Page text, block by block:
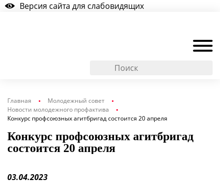
Версия сайта для слабовидящих
Главная
Молодежный совет
Новости молодежного профактива
Конкурс профсоюзных агитбригад состоится 20 апреля
Конкурс профсоюзных агитбригад
состоится 20 апреля
03.04.2023